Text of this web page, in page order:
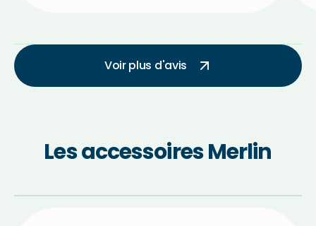
Voir plus d'avis
Les accessoires Merlin